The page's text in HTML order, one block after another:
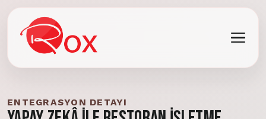
ENTEGRASYON DETAYI